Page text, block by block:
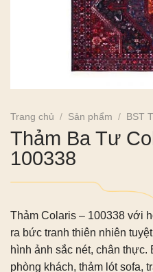
Trang chủ / Sản phẩm / BST
Thảm Ba Tư
100338
Thảm Colaris – 100338 với
ra bức tranh thiên nhiên
hình ảnh sắc nét, chân thực.
phòng khách, thảm lót sofa,